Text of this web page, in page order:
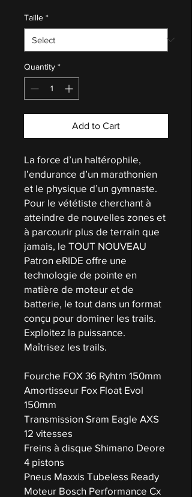
Taille *
Quantity *
Add to Cart
La force d’un haltérophile,
l’endurance d’un marathonien
et le physique d’un gymnaste.
Pour le vététiste cherchant à
atteindre de nouvelles zones et
à parcourir plus de terrain que
jamais, le TOUT NOUVEAU
Patron eRIDE offre une
technologie de pointe en
matière de moteur et de
batterie, le tout dans un format
conçu pour dominer les trails.
Exploitez la puissance.
Maîtrisez les trails.
Fourche FOX 36 Ryhtm 150mm
Amortisseur Fox Float Evol
150mm
Transmission Sram Eagle AXS
12 vitesses
Freins à disque Shimano Deore
4 pistons
Pneus Maxxis Tubeless Ready
Moteur Bosch Performance Cx